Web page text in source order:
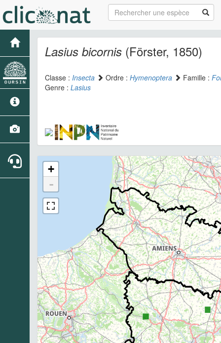
Lasius bicornis (Förster, 1850)
Classe : Insecta Ordre : Hymenoptera Famille :
Genre : Lasius
+
-